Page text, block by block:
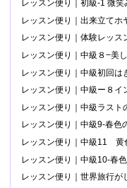
レッスン便り｜初級-1 微笑
レッスン便り｜出来立てホ
レッスン便り｜体験レッス
レッスン便り｜中級８−美
レッスン便り｜中級初回は
レッスン便り｜中級ー８イ
レッスン便り｜中級ラスト
レッスン便り｜中級9-春色
レッスン便り｜中級11 黄
レッスン便り｜中級10-春
レッスン便り｜世界旅行が